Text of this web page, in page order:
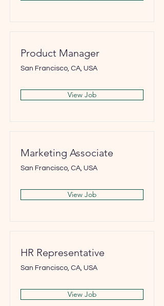
Product Manager
San Francisco, CA, USA
View Job
Marketing Associate
San Francisco, CA, USA
View Job
HR Representative
San Francisco, CA, USA
View Job